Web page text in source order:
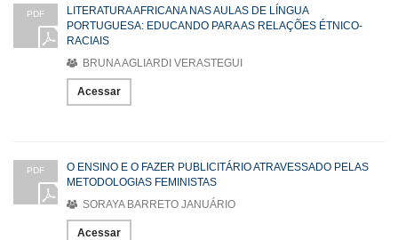
PDF
LITERATURA AFRICANA NAS AULAS DE LÍNGUA
PORTUGUESA: EDUCANDO PARA AS RELAÇÕES ÉTNICO-
RACIAIS
BRUNA AGLIARDI VERASTEGUI
Acessar
PDF
O ENSINO E O FAZER PUBLICITÁRIO ATRAVESSADO PELAS
METODOLOGIAS FEMINISTAS
SORAYA BARRETO JANUÁRIO
Acessar